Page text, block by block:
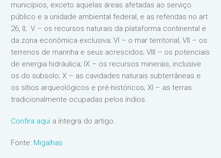
municípios, exceto aquelas áreas afetadas ao serviço
público e a unidade ambiental federal, e as referidas no art.
26, II; V – os recursos naturais da plataforma continental e
da zona econômica exclusiva; VI – o mar territorial; VII – os
terrenos de marinha e seus acrescidos; VIII – os potenciais
de energia hidráulica; IX – os recursos minerais, inclusive
os do subsolo; X – as cavidades naturais subterrâneas e
os sítios arqueológicos e pré-históricos; XI – as terras
tradicionalmente ocupadas pelos índios.
Confira aqui a íntegra do artigo.
Fonte: Migalhas